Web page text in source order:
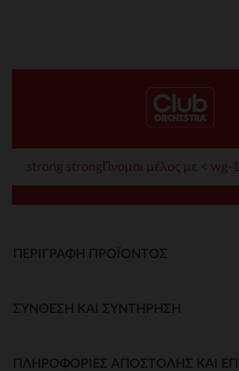
strong strongΓίνομαι μέλος με <
ΠΕΡΙΓΡΑΦΉ ΠΡΟΪΌΝΤΟΣ
ΣΎΝΘΕΣΗ ΚΑΙ ΣΥΝΤΉΡΗΣΗ
ΠΛΗΡΟΦΟΡΊΕΣ ΑΠΟΣΤΟΛΉΣ ΚΑΙ